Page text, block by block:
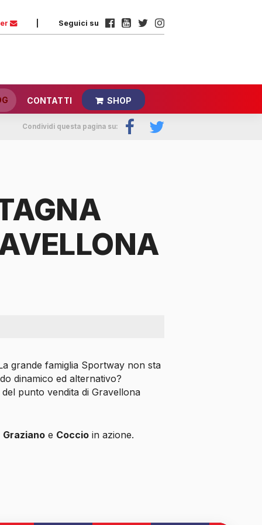
Seguici su
CONTATTI SHOP
Condividi questa pagina su:
grande famiglia Sportway non sta
dinamico ed alternativo?
punto vendita di Gravellona
e Coccioin azione.